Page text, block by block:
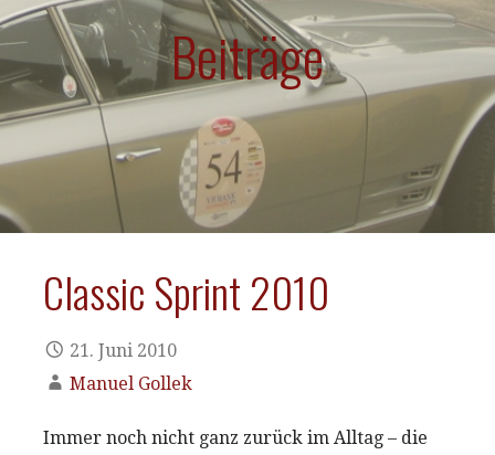
Beiträge
Classic Sprint 2010
21. Juni 2010
Manuel Gollek
Immer noch nicht ganz zurück im Alltag – die